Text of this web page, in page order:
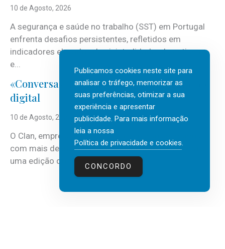
10 de Agosto, 2026
A segurança e saúde no trabalho (SST) em Portugal
enfrenta desafios persistentes, refletidos em
indicadores elevados de sinistralidade, absentismo
e...
«Conversas do Clan» sobre transformação
digital
10 de Agosto, 2026
O Clan, empresa portuguesa de recursos humanos
com mais de 30 anos de atividade, vai realizar mais
uma edição do...
Publicamos cookies neste site para
analisar o tráfego, memorizar as
suas preferências, otimizar a sua
experiência e apresentar
publicidade. Para mais informação
leia a nossa
Política de privacidade e cookies.
CONCORDO